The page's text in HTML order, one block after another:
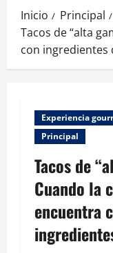
Inicio
Principal
Tacos de “alta
con ingredientes
Experiencia
Principal
Tacos de
Cuando la
encuentra